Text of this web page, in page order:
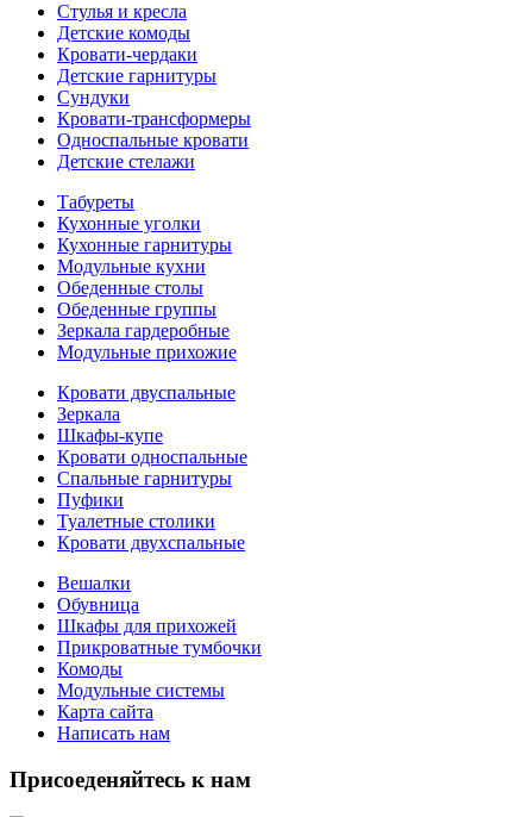
Стулья и кресла
Детские комоды
Кровати-чердаки
Детские гарнитуры
Сундуки
Кровати-трансформеры
Односпальные кровати
Детские стелажи
Табуреты
Кухонные уголки
Кухонные гарнитуры
Модульные кухни
Обеденные столы
Обеденные группы
Зеркала гардеробные
Модульные прихожие
Кровати двуспальные
Зеркала
Шкафы-купе
Кровати односпальные
Спальные гарнитуры
Пуфики
Туалетные столики
Кровати двухспальные
Вешалки
Обувница
Шкафы для прихожей
Прикроватные тумбочки
Комоды
Модульные системы
Карта сайта
Написать нам
Присоеденяйтесь к нам